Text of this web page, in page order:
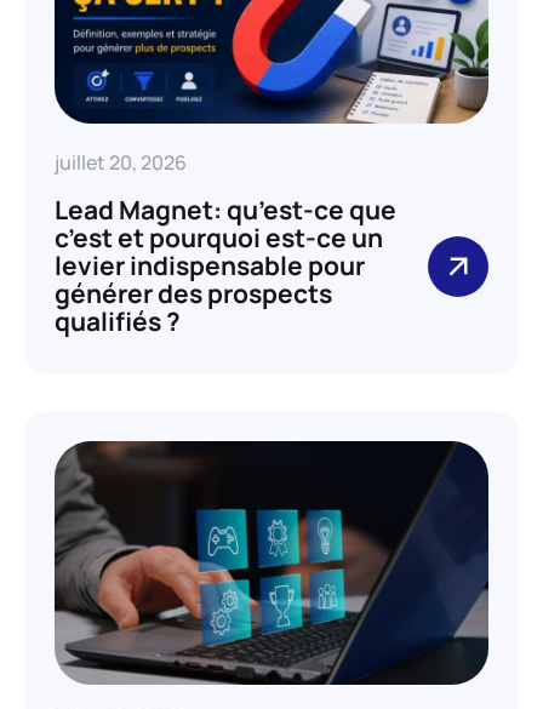
juillet 20, 2026
Lead Magnet: qu’est-ce que
c’est et pourquoi est-ce un
levier indispensable pour
générer des prospects
qualifiés ?